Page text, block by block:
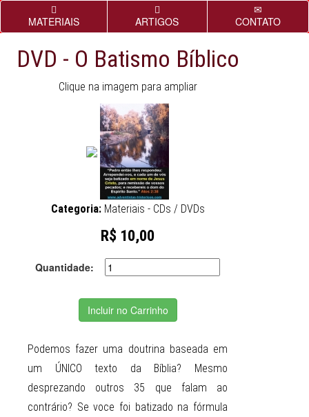
MATERIAIS ARTIGOS CONTATO
DVD - O Batismo Bíblico
Clique na imagem para ampliar
Categoria: Materiais - CDs / DVDs
R$ 10,00
Quantidade:
Incluir no Carrinho
Podemos fazer uma doutrina baseada em
um ÚNICO texto da Bíblia? Mesmo
desprezando outros 35 que falam ao
contrário? Se voce foi batizado na fórmula